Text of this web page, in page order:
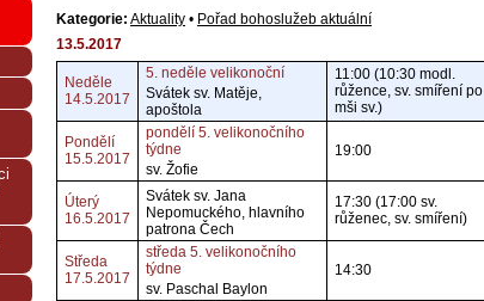
Kategorie: Aktuality • Pořad bohoslužeb aktuální
13.5.2017
Neděle
14.5.2017
5. neděle velikonoční
Svátek sv. Matěje,
apoštola
11:00 (10:30 modl.
růžence, sv. smíření po
mši sv.)
Pondělí
15.5.2017
pondělí 5. velikonočního
týdne
sv. Žofie
19:00
Úterý
16.5.2017
Svátek sv. Jana
Nepomuckého, hlavního
patrona Čech
17:30 (17:00 sv.
růženec, sv. smíření)
Středa
17.5.2017
středa 5. velikonočního
týdne
sv. Paschal Baylon
14:30